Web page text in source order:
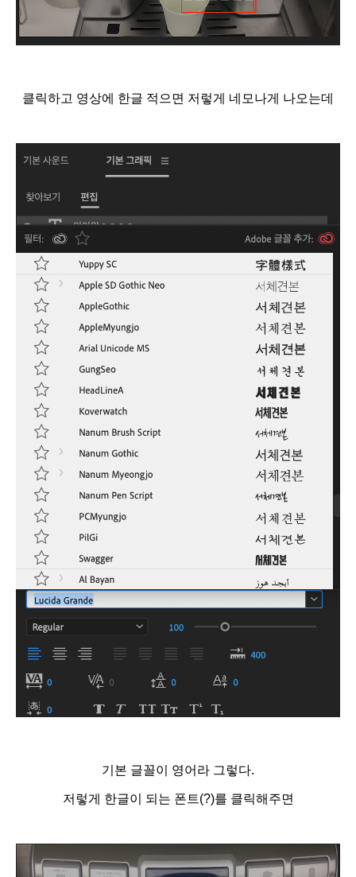
클릭하고 영상에 한글 적으면 저렇게 네모나게 나오는데
기본 글꼴이 영어라 그렇다.
저렇게 한글이 되는 폰트(?)를 클릭해주면